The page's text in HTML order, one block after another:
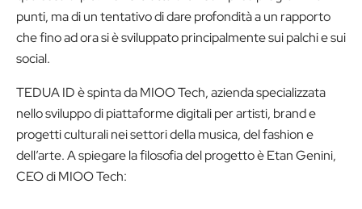
punti, ma di un tentativo di dare profondità a un rapporto
che fino ad ora si è sviluppato principalmente sui palchi e sui
social.
TEDUA ID è spinta da MIOO Tech, azienda specializzata
nello sviluppo di piattaforme digitali per artisti, brand e
progetti culturali nei settori della musica, del fashion e
dell’arte. A spiegare la filosofia del progetto è Etan Genini,
CEO di MIOO Tech: